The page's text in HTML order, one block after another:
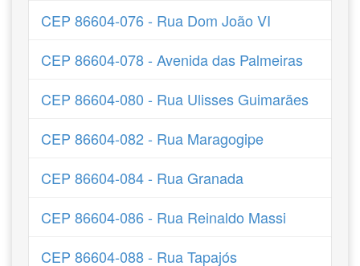
CEP 86604-076 - Rua Dom João VI
CEP 86604-078 - Avenida das Palmeiras
CEP 86604-080 - Rua Ulisses Guimarães
CEP 86604-082 - Rua Maragogipe
CEP 86604-084 - Rua Granada
CEP 86604-086 - Rua Reinaldo Massi
CEP 86604-088 - Rua Tapajós